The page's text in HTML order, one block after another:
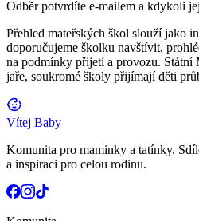
Odběr potvrdíte e-mailem a kdykoli
Přehled mateřských škol slouží jako
doporučujeme školku navštívit,
na podmínky přijetí a provozu. Státní
jaře, soukromé školy přijímají děti
Vítej Baby
Komunita pro maminky a tatínky.
a inspiraci pro celou rodinu.